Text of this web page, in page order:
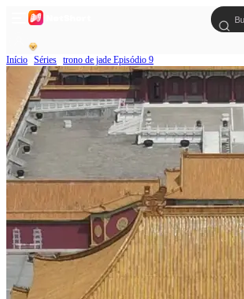
Início Séries trono de jade Episódio 9